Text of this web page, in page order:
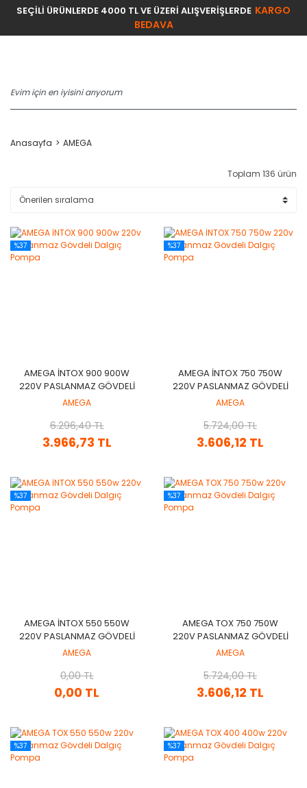
SEÇİLİ ÜRÜNLERDE 4000 TL VE ÜZERİ ALIŞVERİŞLERDE KARGO
BEDAVA
Anasayfa AMEGA
Toplam 136 ürün
%37
AMEGA İNTOX 900 900W
220V PASLANMAZ GÖVDELI
DALGIÇ POMPA
AMEGA
3.966,73 TL
6.296,40 TL
%37
AMEGA İNTOX 750 750W
220V PASLANMAZ GÖVDELI
DALGIÇ POMPA
AMEGA
3.606,12 TL
5.724,00 TL
%37
AMEGA İNTOX 550 550W
220V PASLANMAZ GÖVDELI
DALGIÇ POMPA
AMEGA
0,00 TL
0,00 TL
%37
AMEGA TOX 750 750W
220V PASLANMAZ GÖVDELI
DALGIÇ POMPA
AMEGA
3.606,12 TL
5.724,00 TL
%37 %37